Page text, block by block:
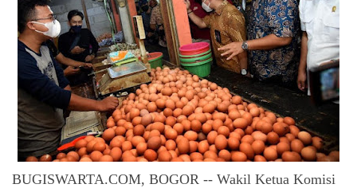
BUGISWARTA.COM, BOGOR -- Wakil Ketua Komisi